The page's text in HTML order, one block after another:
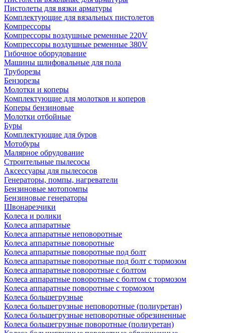
Пистолеты для вязки арматуры
Комплектующие для вязальных пистолетов
Компрессоры
Компрессоры воздушные ременные 220V
Компрессоры воздушные ременные 380V
Гибочное оборудование
Машины шлифовальные для пола
Труборезы
Бензорезы
Молотки и коперы
Комплектующие для молотков и коперов
Коперы бензиновые
Молотки отбойные
Буры
Комплектующие для буров
Мотобуры
Малярное обрудование
Строительные пылесосы
Аксессуары для пылесосов
Генераторы, помпы, нагреватели
Бензиновые мотопомпы
Бензиновые генераторы
Швонарезчики
Колеса и ролики
Колеса аппаратные
Колеса аппаратные неповоротные
Колеса аппаратные поворотные
Колеса аппаратные поворотные под болт
Колеса аппаратные поворотные под болт с тормозом
Колеса аппаратные поворотные с болтом
Колеса аппаратные поворотные с болтом с тормозом
Колеса аппаратные поворотные с тормозом
Колеса большегрузные
Колеса большегрузные неповоротные (полиуретан)
Колеса большегрузные неповоротные обрезиненные
Колеса большегрузные поворотные (полиуретан)